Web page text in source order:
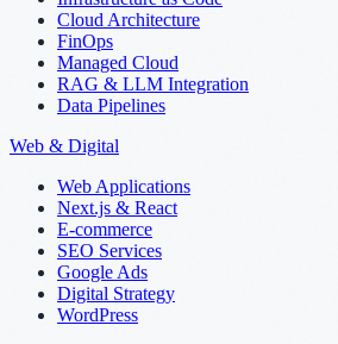
Cloud Architecture
FinOps
Managed Cloud
RAG & LLM Integration
Data Pipelines
Web & Digital
Web Applications
Next.js & React
E-commerce
SEO Services
Google Ads
Digital Strategy
WordPress